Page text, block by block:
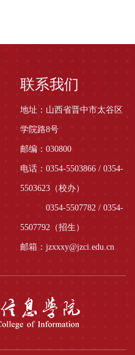
联系我们
地址：山西省晋中市太谷区
学院路8号
邮编：030800
电话：0354-5503866 / 0354-
5503623（校办）
0354-5507782 / 0354-
5507792（招生）
邮箱：jzxxxy@jzci.edu.cn